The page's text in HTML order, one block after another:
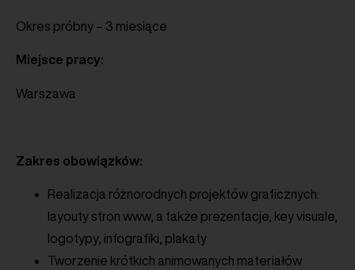
Okres próbny – 3 miesiące
Miejsce pracy:
Warszawa
Zakres obowiązków:
Realizacja różnorodnych projektów graficznych:
layouty stron www, a także prezentacje, key visuale,
logotypy, infografiki, plakaty
Tworzenie krótkich animowanych materiałów